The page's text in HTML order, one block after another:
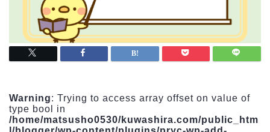
Warning: Trying to access array offset on value of
type bool in
/home/matsusho0530/kuwashira.com/public_htm